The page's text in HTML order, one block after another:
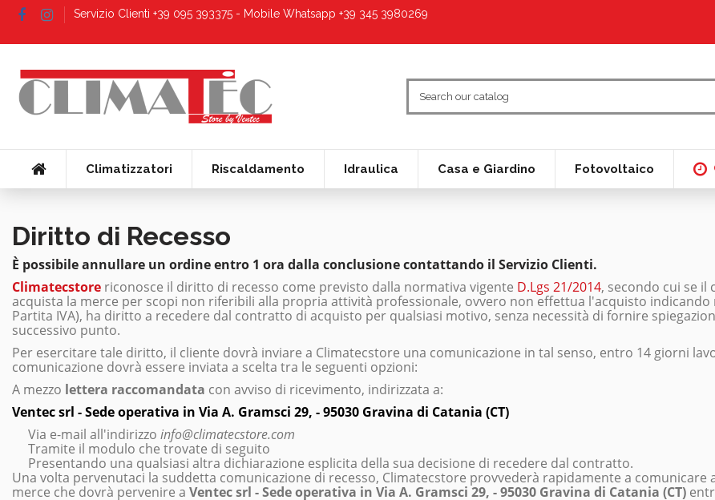
Servizio Clienti +39 095 393375 - Mobile Whatsapp +39 345 3980269
Climatizzatori Riscaldamento Idraulica Casa e Giardino Fotovoltaico
Diritto di Recesso
È possibile annullare un ordine entro 1 ora dalla conclusione contattando il Servizio Clienti.
Climatecstore riconosce il diritto di recesso come previsto dalla normativa vigente D.Lgs 21/2014, secondo cui se il
acquista la merce per scopi non riferibili alla propria attività professionale, ovvero non effettua l'acquisto
Partita IVA), ha diritto a recedere dal contratto di acquisto per qualsiasi motivo, senza necessità di fornire
successivo punto.
Per esercitare tale diritto, il cliente dovrà inviare a Climatecstore una comunicazione in tal senso, entro 14 giorni
comunicazione dovrà essere inviata a scelta tra le seguenti opzioni:
A mezzo lettera raccomandata con avviso di ricevimento, indirizzata a:
Ventec srl - Sede operativa in Via A. Gramsci 29, - 95030 Gravina di Catania (CT)
Via e-mail all'indirizzo info@climatecstore.com
Tramite il modulo che trovate di seguito
Presentando una qualsiasi altra dichiarazione esplicita della sua decisione di recedere dal contratto.
Una volta pervenutaci la suddetta comunicazione di recesso, Climatecstore provvederà rapidamente a
merce che dovrà pervenire a Ventec srl - Sede operativa in Via A. Gramsci 29, - 95030 Gravina di Catania (CT)